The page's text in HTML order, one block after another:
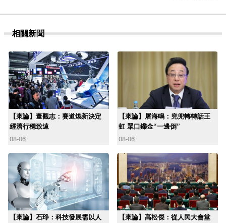
相關新聞
【來論】董觀志：賽道煥新決定
經濟行穩致遠
08-06
【來論】屠海鳴：兜兜轉轉話王
虹 眾口鑠金“一邊倒”
08-06
【來論】石琤：科技發展需以人
【來論】高松傑：從人民大會堂